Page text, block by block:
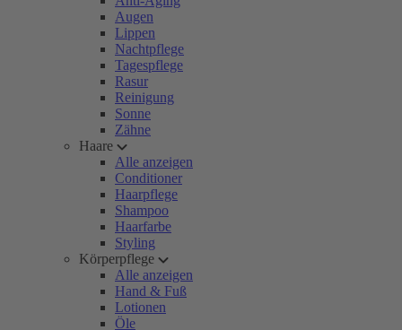
Augen
Lippen
Nachtpflege
Tagespflege
Rasur
Reinigung
Sonne
Zähne
Haare
Alle anzeigen
Conditioner
Haarpflege
Shampoo
Haarfarbe
Styling
Körperpflege
Alle anzeigen
Hand & Fuß
Lotionen
Öle